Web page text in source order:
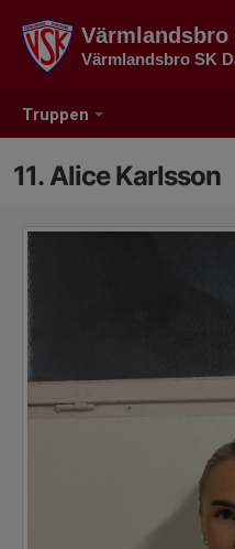
Truppen
Värmlandsbro
Värmlandsbro SK
11. Alice Karlsson